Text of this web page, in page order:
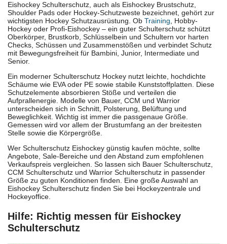
Eishockey Schulterschutz, auch als Eishockey Brustschutz,
Shoulder Pads oder Hockey-Schutzweste bezeichnet, gehört zur
wichtigsten Hockey Schutzausrüstung. Ob Training , Hobby-
Hockey oder Profi-Eishockey – ein guter Schulterschutz schützt
Oberkörper, Brustkorb, Schlüsselbein und Schultern vor harten
Checks, Schüssen und Zusammenstößen und verbindet Schutz
mit Bewegungsfreiheit für Bambini, Junior, Intermediate und
Senior.
Ein moderner Schulterschutz Hockey nutzt leichte, hochdichte
Schäume wie EVA oder PE sowie stabile Kunststoffplatten. Diese
Schutzelemente absorbieren Stöße und verteilen die
Aufprallenergie. Modelle von Bauer, CCM und Warrior
unterscheiden sich in Schnitt, Polsterung, Belüftung und
Beweglichkeit. Wichtig ist immer die passgenaue Größe.
Gemessen wird vor allem der Brustumfang an der breitesten
Stelle sowie die Körpergröße.
Wer Schulterschutz Eishockey günstig kaufen möchte, sollte
Angebote, Sale-Bereiche und den Abstand zum empfohlenen
Verkaufspreis vergleichen. So lassen sich Bauer Schulterschutz,
CCM Schulterschutz und Warrior Schulterschutz in passender
Größe zu guten Konditionen finden. Eine große Auswahl an
Eishockey Schulterschutz finden Sie bei Hockeyzentrale und
Hockeyoffice.
Hilfe: Richtig messen für Eishockey
Schulterschutz